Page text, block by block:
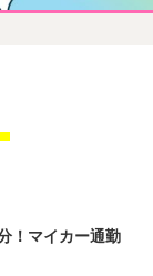
！マイカー通勤